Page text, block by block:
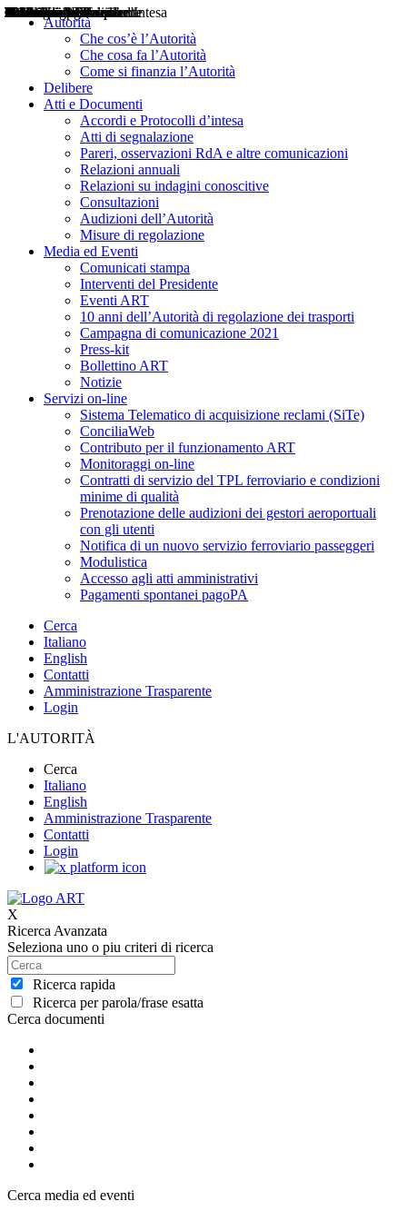
Autorità
Che cos’è l’Autorità
Che cosa fa l’Autorità
Come si finanzia l’Autorità
Delibere
Atti e Documenti
Accordi e Protocolli d’intesa
Atti di segnalazione
Pareri, osservazioni RdA e altre comunicazioni
Relazioni annuali
Relazioni su indagini conoscitive
Consultazioni
Audizioni dell’Autorità
Misure di regolazione
Media ed Eventi
Comunicati stampa
Interventi del Presidente
Eventi ART
10 anni dell’Autorità di regolazione dei trasporti
Campagna di comunicazione 2021
Press-kit
Bollettino ART
Notizie
Servizi on-line
Sistema Telematico di acquisizione reclami (SiTe)
ConciliaWeb
Contributo per il funzionamento ART
Monitoraggi on-line
Contratti di servizio del TPL ferroviario e condizioni
minime di qualità
Prenotazione delle audizioni dei gestori aeroportuali
con gli utenti
Notifica di un nuovo servizio ferroviario passeggeri
Modulistica
Accesso agli atti amministrativi
Pagamenti spontanei pagoPA
Cerca
Italiano
English
Contatti
Amministrazione Trasparente
Login
L'AUTORITÀ
Cerca
Italiano
English
Amministrazione Trasparente
Contatti
Login
X
Ricerca Avanzata
Seleziona uno o piu criteri di ricerca
Ricerca rapida
Ricerca per parola/frase esatta
Cerca documenti
Delibere
Pareri
Consultazioni
Audizioni
Atti di Segnalazione
Accordi e Protocolli d'Intesa
Relazioni annuali
Misure di regolazione
Cerca media ed eventi
Notizie
Comunicati Stampa
Bollettini ART
Convegni ART
Interviste del Presidente
Articoli in primo piano
Interventi del Presidente
2004
2005
2010
2013
2014
2015
2016
2017
2018
2019
202
2020
2021
2022
2023
2024
2025
2026
Aereo
Marittimo
Terrestre